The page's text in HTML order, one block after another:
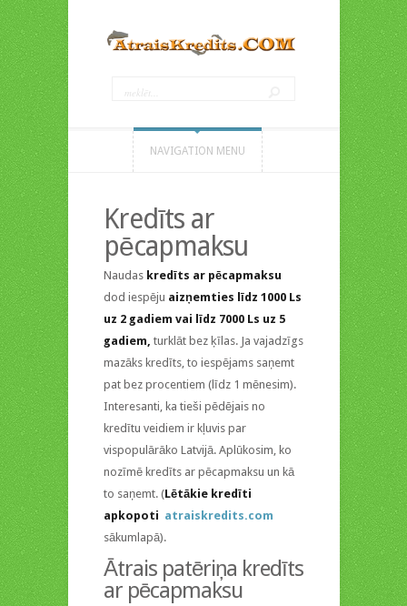
NAVIGATION MENU
Kredīts ar
pēcapmaksu
Naudas kredīts ar pēcapmaksu
dod iespēju aizņemties līdz 1000 Ls
uz 2 gadiem vai līdz 7000 Ls uz 5
gadiem, turklāt bez ķīlas. Ja vajadzīgs
mazāks kredīts, to iespējams saņemt
pat bez procentiem (līdz 1 mēnesim).
Interesanti, ka tieši pēdējais no
kredītu veidiem ir kļuvis par
vispopulārāko Latvijā. Aplūkosim, ko
nozīmē kredīts ar pēcapmaksu un kā
to saņemt. (Lētākie kredīti
apkopoti atraiskredits.com
sākumlapā).
Ātrais patēriņa kredīts
ar pēcapmaksu